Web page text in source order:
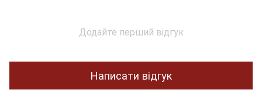
Додайте перший відгук
Написати відгук